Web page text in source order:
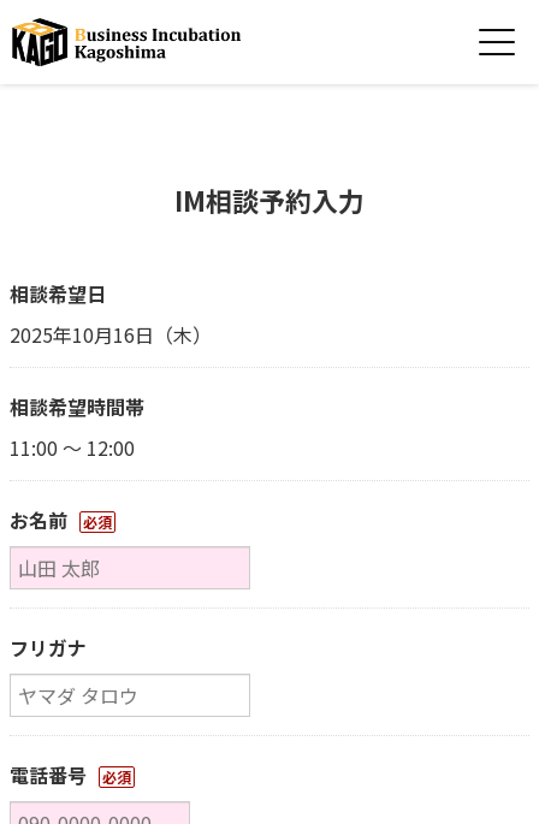
IM相談予約入力
相談希望日
2025年10月16日（木）
相談希望時間帯
11:00 ～ 12:00
お名前 必須
フリガナ
電話番号 必須